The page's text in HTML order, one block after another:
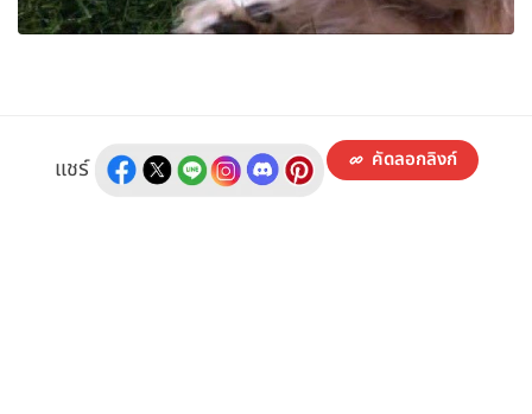
แชร์ คัดลอกลิงก์